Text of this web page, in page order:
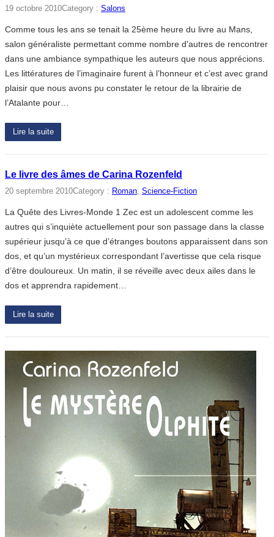
19 octobre 2010Category : Salons
Comme tous les ans se tenait la 25ème heure du livre au Mans,
salon généraliste permettant comme nombre d’autres de rencontrer
dans une ambiance sympathique les auteurs que nous apprécions.
Les littératures de l’imaginaire furent à l’honneur et c’est avec grand
plaisir que nous avons pu constater le retour de la librairie de
l’Atalante pour…
Lire la suite
Le livre des âmes de Carina Rozenfeld
20 septembre 2010Category : Roman, Science-Fiction
La Quête des Livres-Monde 1 Zec est un adolescent comme les
autres qui s’inquiète actuellement pour son passage dans la classe
supérieur jusqu’à ce que d’étranges boutons apparaissent dans son
dos, et qu’un mystérieux correspondant l’avertisse que cela risque
d’être douloureux. Un matin, il se réveille avec deux ailes dans le
dos et apprendra rapidement…
Lire la suite